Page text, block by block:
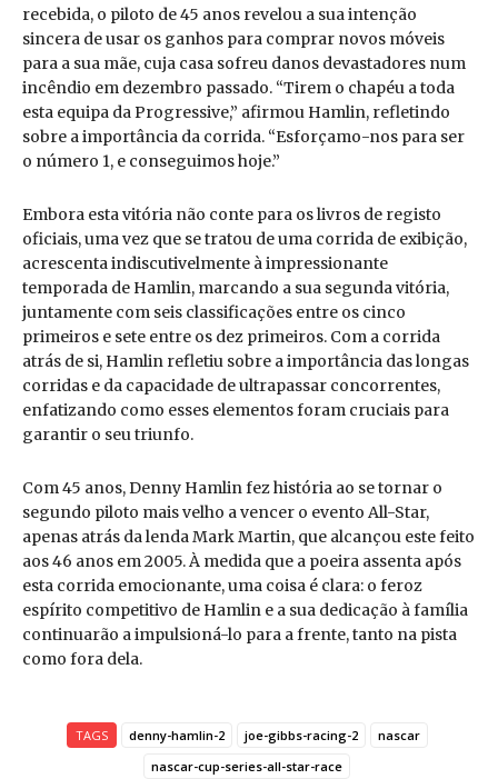
recebida, o piloto de 45 anos revelou a sua intenção
sincera de usar os ganhos para comprar novos móveis
para a sua mãe, cuja casa sofreu danos devastadores num
incêndio em dezembro passado. “Tirem o chapéu a toda
esta equipa da Progressive,” afirmou Hamlin, refletindo
sobre a importância da corrida. “Esforçamo-nos para ser
o número 1, e conseguimos hoje.”
Embora esta vitória não conte para os livros de registo
oficiais, uma vez que se tratou de uma corrida de exibição,
acrescenta indiscutivelmente à impressionante
temporada de Hamlin, marcando a sua segunda vitória,
juntamente com seis classificações entre os cinco
primeiros e sete entre os dez primeiros. Com a corrida
atrás de si, Hamlin refletiu sobre a importância das longas
corridas e da capacidade de ultrapassar concorrentes,
enfatizando como esses elementos foram cruciais para
garantir o seu triunfo.
Com 45 anos, Denny Hamlin fez história ao se tornar o
segundo piloto mais velho a vencer o evento All-Star,
apenas atrás da lenda Mark Martin, que alcançou este feito
aos 46 anos em 2005. À medida que a poeira assenta após
esta corrida emocionante, uma coisa é clara: o feroz
espírito competitivo de Hamlin e a sua dedicação à família
continuarão a impulsioná-lo para a frente, tanto na pista
como fora dela.
TAGS denny-hamlin-2 joe-gibbs-racing-2
nascar
nascar-cup-series-all-star-race